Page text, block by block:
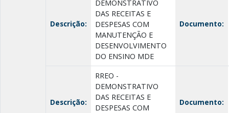
Descrição:
DEMONSTRATIVO
DAS RECEITAS E
DESPESAS COM
MANUTENÇÃO E
DESENVOLVIMENTO
DO ENSINO MDE
Documento:
Descrição:
RREO -
DEMONSTRATIVO
DAS RECEITAS E
DESPESAS COM
Documento: